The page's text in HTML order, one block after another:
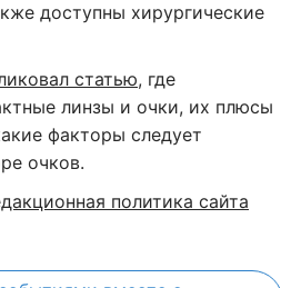
доступны хирургические
статью, где
линзы и очки, их плюсы
факторы следует
очков.
политика сайта